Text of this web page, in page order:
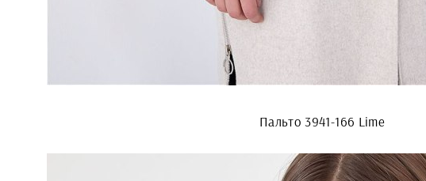
Пальто 3941-166 Lime